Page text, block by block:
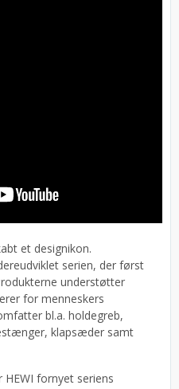
et designikon.
serien, der først
understøtter
for menneskers
bl.a. holdegreb,
klapsæder samt
fornyet seriens